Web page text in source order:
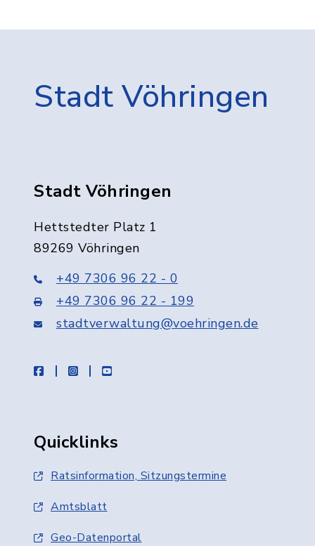
Stadt Vöhringen
Stadt Vöhringen
Hettstedter Platz 1
89269 Vöhringen
+49 7306 96 22 - 0
+49 7306 96 22 - 199
stadtverwaltung@voehringen.de
facebookinstagramyoutube
Quicklinks
Ratsinformation, Sitzungstermine
Amtsblatt
Geo-Datenportal